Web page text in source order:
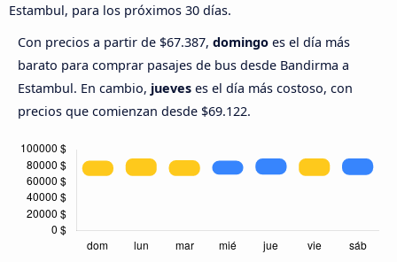
Estambul, para los próximos 30 días.
Con precios a partir de $67.387, domingo es el día más
barato para comprar pasajes de bus desde Bandirma a
Estambul. En cambio, jueves es el día más costoso, con
precios que comienzan desde $69.122.